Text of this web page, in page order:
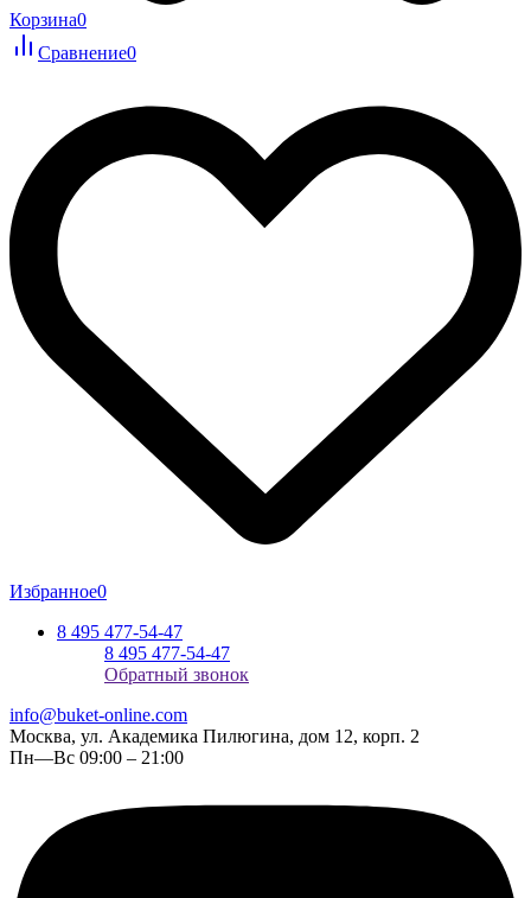
Корзина0
Сравнение0
Избранное0
8 495 477-54-47
8 495 477-54-47
Обратный звонок
info@buket-online.com
Москва, ул. Академика Пилюгина, дом 12, корп. 2
Пн—Вс 09:00 – 21:00